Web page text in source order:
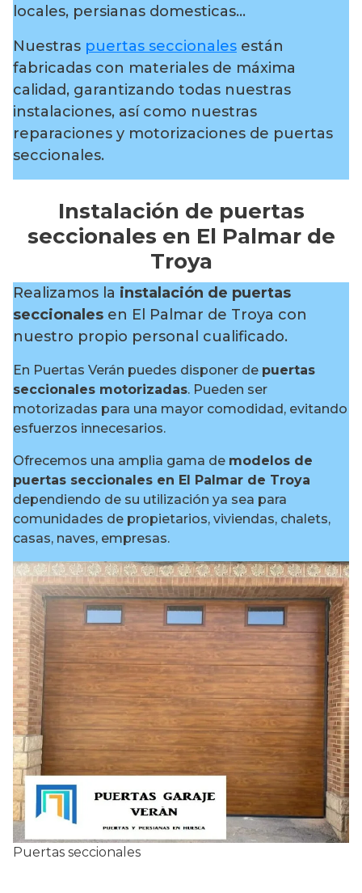
locales, persianas domesticas…
Nuestras puertas seccionales están
fabricadas con materiales de máxima
calidad, garantizando todas nuestras
instalaciones, así como nuestras
reparaciones y motorizaciones de puertas
seccionales.
Instalación de puertas
seccionales en El Palmar de
Troya
Realizamos la instalación de puertas
seccionales en El Palmar de Troya con
nuestro propio personal cualificado.
En Puertas Verán puedes disponer de puertas
seccionales motorizadas. Pueden ser
motorizadas para una mayor comodidad, evitando
esfuerzos innecesarios.
Ofrecemos una amplia gama de modelos de
puertas seccionales en El Palmar de Troya
dependiendo de su utilización ya sea para
comunidades de propietarios, viviendas, chalets,
casas, naves, empresas.
Puertas seccionales